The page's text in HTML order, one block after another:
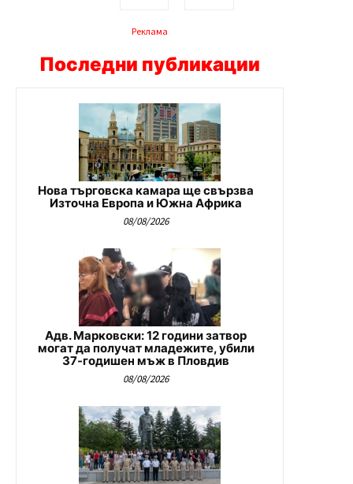
Реклама
Последни публикации
Нова търговска камара ще свързва
Източна Европа и Южна Африка
08/08/2026
Адв. Марковски: 12 години затвор
могат да получат младежите, убили
37-годишен мъж в Пловдив
08/08/2026